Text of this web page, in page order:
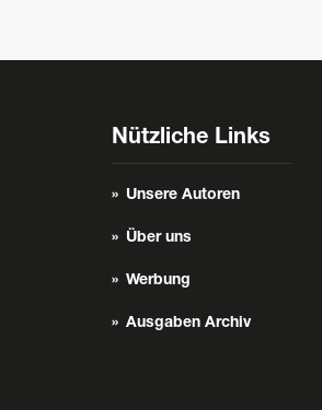
Nützliche Links
Unsere Autoren
Über uns
Werbung
Ausgaben Archiv